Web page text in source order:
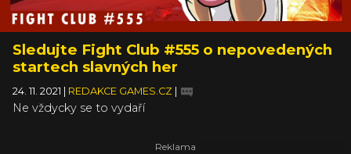
Sledujte Fight Club #555 o nepovedených
startech slavných her
24. 11. 2021 REDAKCE GAMES.CZ
Ne vždycky se to vydaří